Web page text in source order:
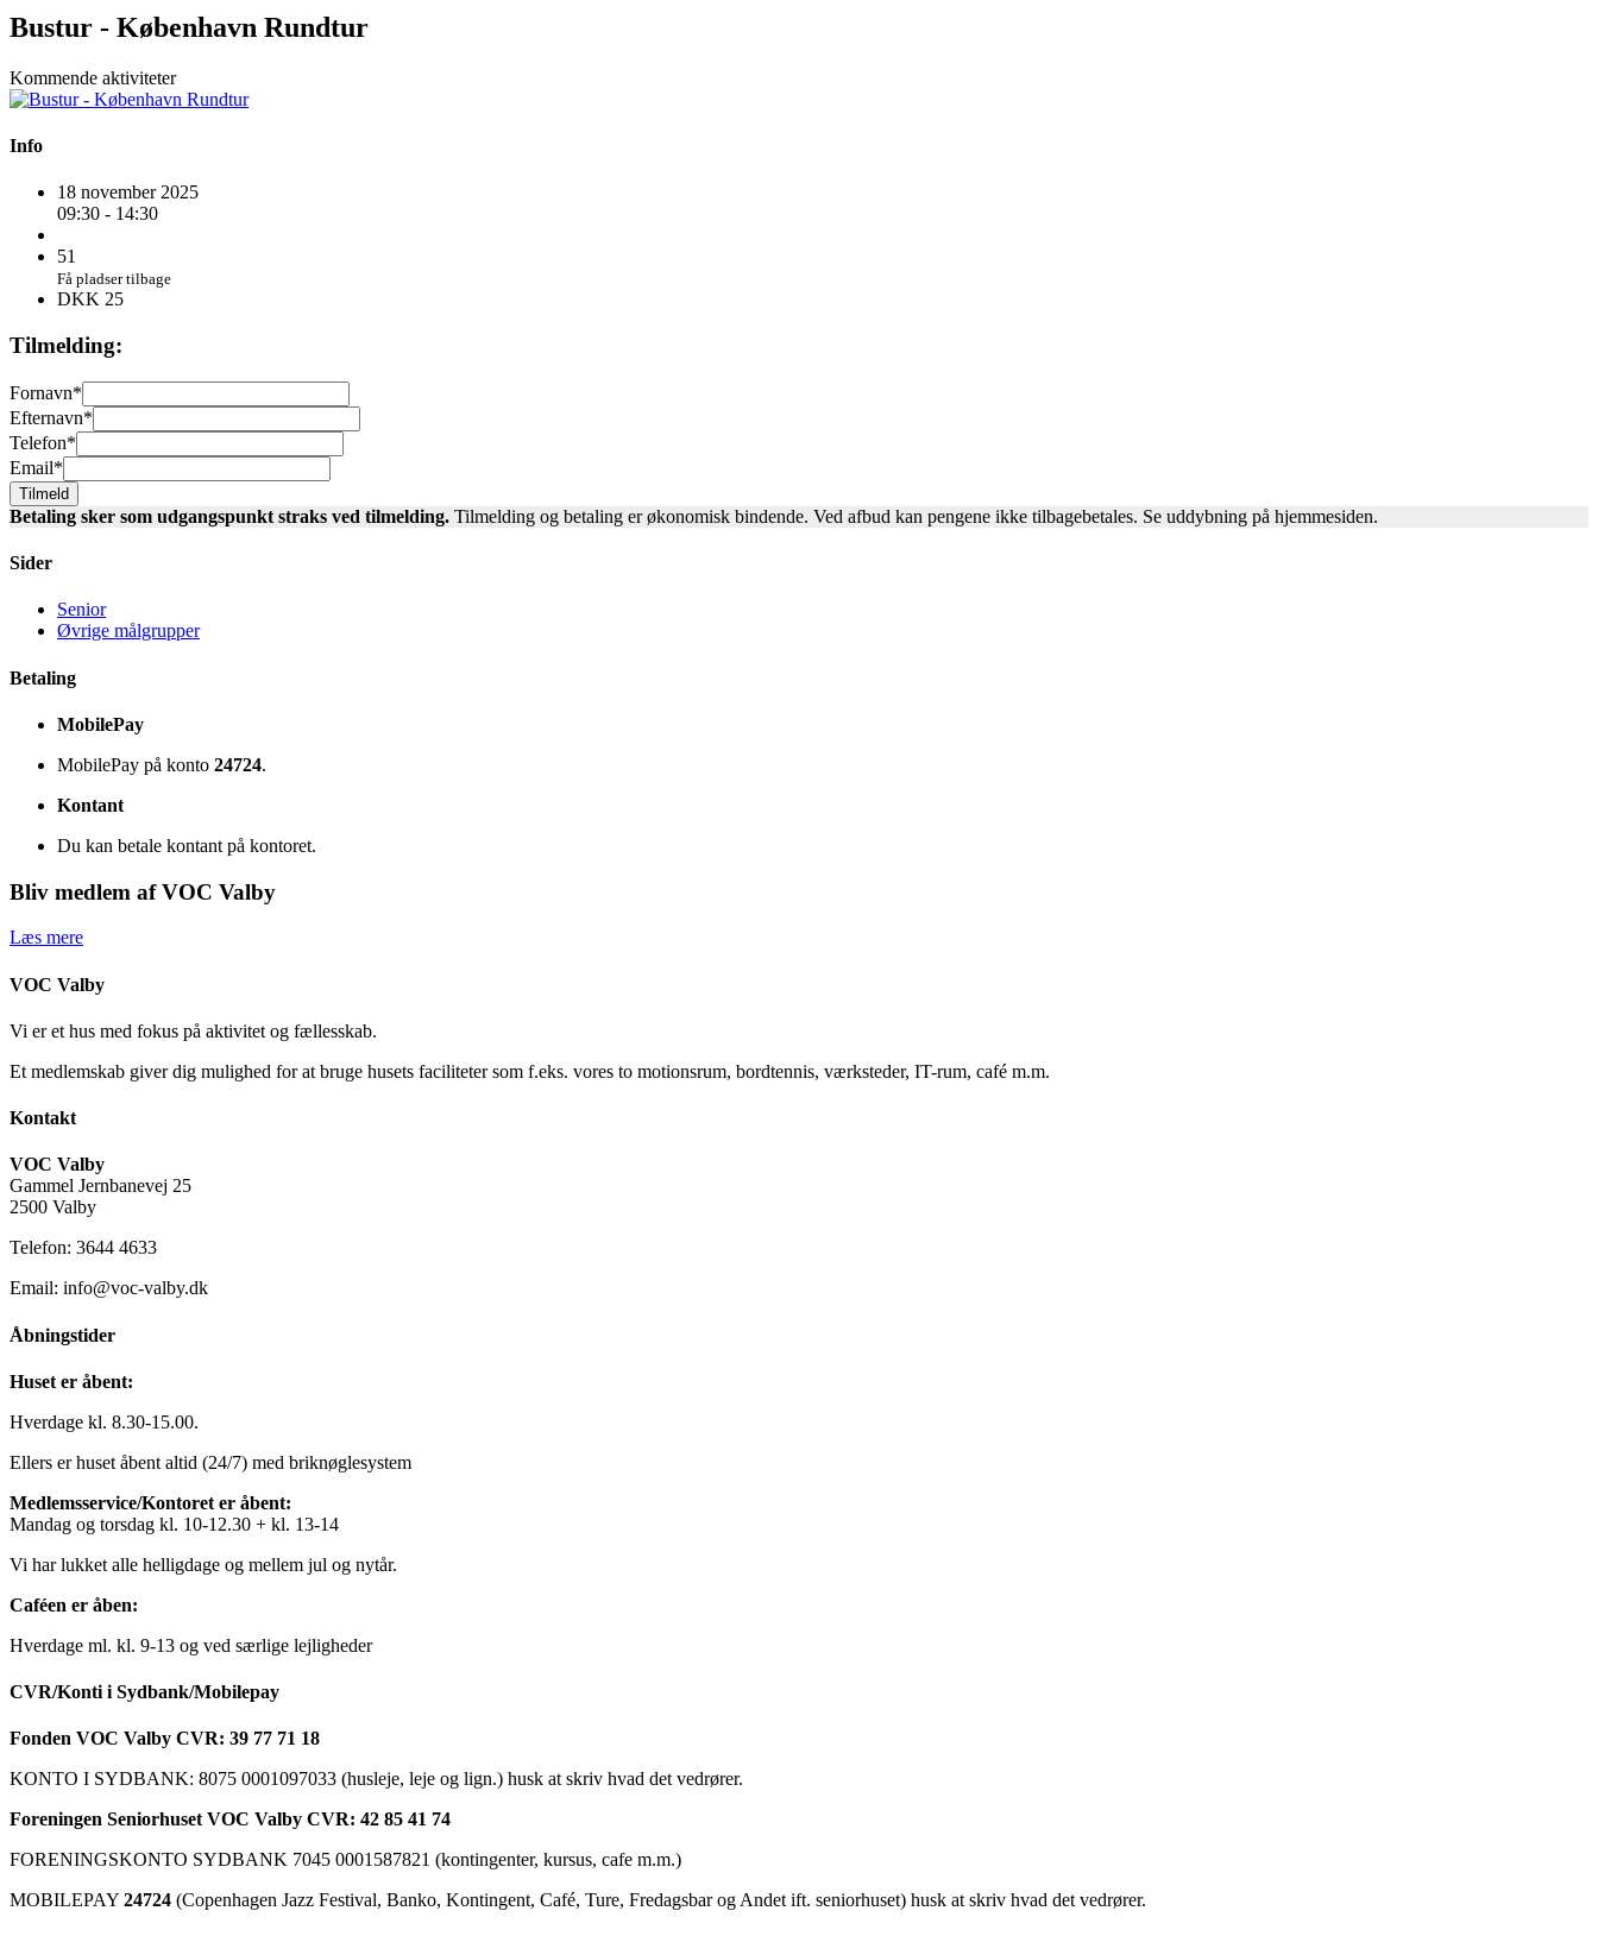
Bustur - København Rundtur
Kommende aktiviteter
Info
18 november 2025
09:30 - 14:30
51
Få pladser tilbage
DKK 25
Tilmelding:
Fornavn*
Efternavn*
Telefon*
Email*
Betaling sker som udgangspunkt straks ved tilmelding. Tilmelding og betaling er økonomisk bindende. Ved afbud kan pengene ikke tilbagebetales. Se uddybning på hjemmesiden.
Sider
Senior
Øvrige målgrupper
Betaling
MobilePay
MobilePay på konto 24724.
Kontant
Du kan betale kontant på kontoret.
Bliv medlem af VOC Valby
Læs mere
VOC Valby
Vi er et hus med fokus på aktivitet og fællesskab.
Et medlemskab giver dig mulighed for at bruge husets faciliteter som f.eks. vores to motionsrum, bordtennis, værksteder, IT-rum, café m.m.
Kontakt
VOC Valby
Gammel Jernbanevej 25
2500 Valby
Telefon: 3644 4633
Email: info@voc-valby.dk
Åbningstider
Huset er åbent:
Hverdage kl. 8.30-15.00.
Ellers er huset åbent altid (24/7) med briknøglesystem
Medlemsservice/Kontoret er åbent:
Mandag og torsdag kl. 10-12.30 + kl. 13-14
Vi har lukket alle helligdage og mellem jul og nytår.
Caféen er åben:
Hverdage ml. kl. 9-13 og ved særlige lejligheder
CVR/Konti i Sydbank/Mobilepay
Fonden VOC Valby CVR: 39 77 71 18
KONTO I SYDBANK: 8075 0001097033 (husleje, leje og lign.) husk at skriv hvad det vedrører.
Foreningen Seniorhuset VOC Valby CVR: 42 85 41 74
FORENINGSKONTO SYDBANK 7045 0001587821 (kontingenter, kursus, cafe m.m.)
MOBILEPAY 24724 (Copenhagen Jazz Festival, Banko, Kontingent, Café, Ture, Fredagsbar og Andet ift. seniorhuset) husk at skriv hvad det vedrører.